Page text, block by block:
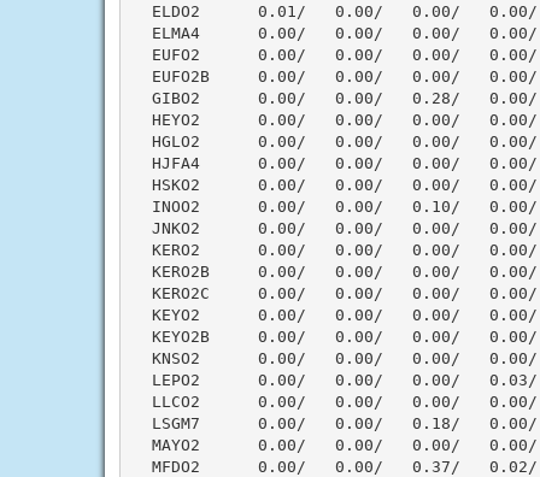
ELDO2      0.01/   0.00/   0.00/
ELMA4      0.00/   0.00/   0.00/
EUFO2      0.00/   0.00/   0.00/
EUFO2B     0.00/   0.00/   0.00/
GIBO2      0.00/   0.00/   0.28/
HEYO2      0.00/   0.00/   0.00/
HGLO2      0.00/   0.00/   0.00/
HJFA4      0.00/   0.00/   0.00/
HSKO2      0.00/   0.00/   0.00/
INOO2      0.00/   0.00/   0.10/
JNKO2      0.00/   0.00/   0.00/
KERO2      0.00/   0.00/   0.00/
KERO2B     0.00/   0.00/   0.00/
KERO2C     0.00/   0.00/   0.00/
KEYO2      0.00/   0.00/   0.00/
KEYO2B     0.00/   0.00/   0.00/
KNSO2      0.00/   0.00/   0.00/
LEPO2      0.00/   0.00/   0.00/
LLCO2      0.00/   0.00/   0.00/
LSGM7      0.00/   0.00/   0.18/
MAYO2      0.00/   0.00/   0.00/
MFDO2      0.00/   0.00/   0.37/